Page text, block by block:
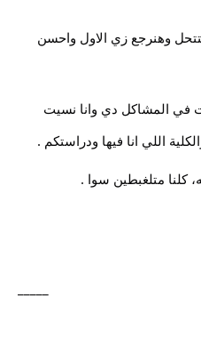
وهنرجع زي الاول واحسن
في المشاكل دي وانا نسيت
اللي انا فيها ودراستكم .
متلغبطين سوا .